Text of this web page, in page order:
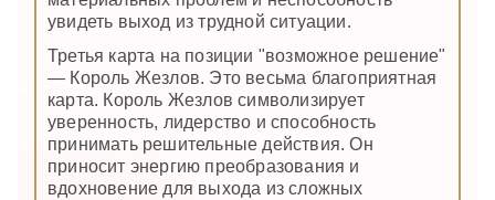
увидеть выход из трудной ситуации.
Третья карта на позиции "возможное решение"
— Король Жезлов. Это весьма благоприятная
карта. Король Жезлов символизирует
уверенность, лидерство и способность
принимать решительные действия. Он
приносит энергию преобразования и
вдохновение для выхода из сложных